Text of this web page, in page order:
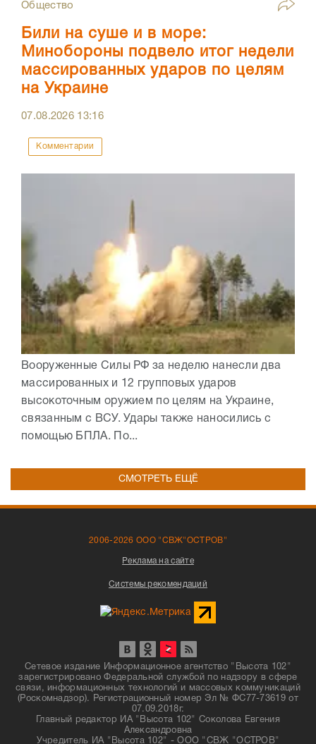
Общество
Били на суше и в море:
Минобороны подвело итог недели
массированных ударов по целям
на Украине
07.08.2026 13:16
Комментарии
Вооруженные Силы РФ за неделю нанесли два
массированных и 12 групповых ударов
высокоточным оружием по целям на Украине,
связанным с ВСУ. Удары также наносились с
помощью БПЛА. По...
СМОТРЕТЬ ЕЩЁ
2006-2026 ООО "СВЖ"ОСТРОВ"
Реклама на сайте
Системы рекомендаций
Сетевое издание Информационное агентство "Высота 102"
зарегистрировано Федеральной службой по надзору в сфере
связи, информационных технологий и массовых коммуникаций
(Роскомнадзор). Регистрационный номер Эл № ФС77-73619 от
07.09.2018г.
Главный редактор ИА "Высота 102" Соколова Евгения
Александровна
Учредитель ИА "Высота 102" - ООО "СВЖ "ОСТРОВ"